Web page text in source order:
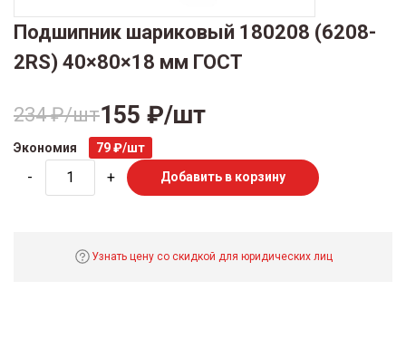
Подшипник шариковый 180208 (6208-
2RS) 40×80×18 мм ГОСТ
234 ₽/шт155 ₽/шт
Экономия 79 ₽/шт
- + Добавить в корзину
Узнать цену со скидкой для юридических лиц